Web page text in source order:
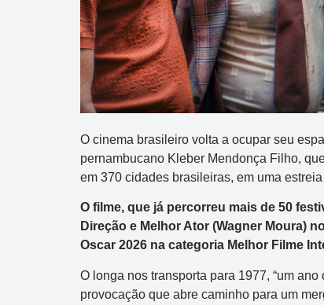
O cinema brasileiro volta a ocupar seu
pernambucano Kleber Mendonça Filho,
em 370 cidades brasileiras, em uma
O filme, que já percorreu mais de 50
Direção e Melhor Ator (Wagner Moura)
Oscar 2026 na categoria Melhor Filme
O longa nos transporta para 1977, “um
provocação que abre caminho para um